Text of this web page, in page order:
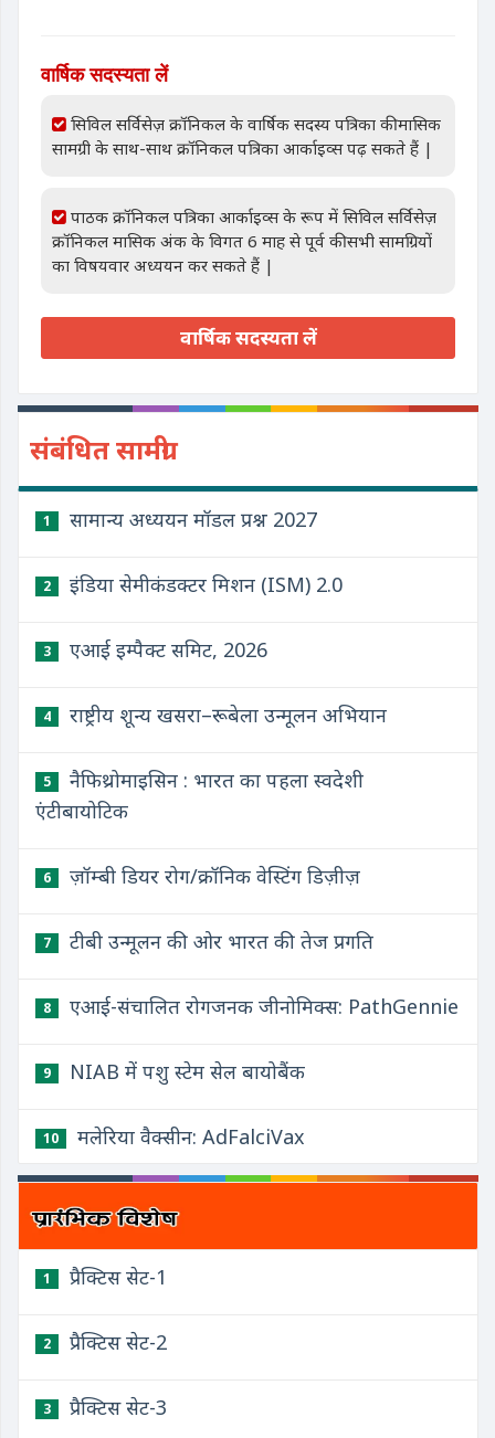
वार्षिक सदस्यता लें
सिविल सर्विसेज़ क्रॉनिकल के वार्षिक सदस्य पत्रिका की मासिक
सामग्री के साथ-साथ क्रॉनिकल पत्रिका आर्काइव्स पढ़ सकते हैं |
पाठक क्रॉनिकल पत्रिका आर्काइव्स के रूप में सिविल सर्विसेज़
क्रॉनिकल मासिक अंक के विगत 6 माह से पूर्व की सभी सामग्रियों
का विषयवार अध्ययन कर सकते हैं |
वार्षिक सदस्यता लें
संबंधित सामग्री
1 सामान्य अध्ययन मॉडल प्रश्न 2027
2 इंडिया सेमीकंडक्टर मिशन (ISM) 2.0
3 एआई इम्पैक्ट समिट, 2026
4 राष्ट्रीय शून्य खसरा–रूबेला उन्मूलन अभियान
5
नैफिथ्रोमाइसिन : भारत का पहला स्वदेशी
एंटीबायोटिक
6 ज़ॉम्बी डियर रोग/क्रॉनिक वेस्टिंग डिज़ीज़
7 टीबी उन्मूलन की ओर भारत की तेज प्रगति
8 एआई-संचालित रोगजनक जीनोमिक्स: PathGennie
9 NIAB में पशु स्टेम सेल बायोबैंक
10 मलेरिया वैक्सीन: AdFalciVax
1 प्रैक्टिस सेट-1
2 प्रैक्टिस सेट-2
3 प्रैक्टिस सेट-3